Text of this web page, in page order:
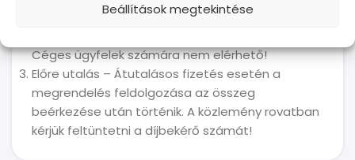
Beállítások megtekintése
Barion rendszerén keresztül tudsz fizetni, mint
Céges ügyfelek számára nem elérhető!
Előre utalás – Átutalásos fizetés esetén a
megrendelés feldolgozása az összeg
beérkezése után történik. A közlemény rovatban
kérjük feltüntetni a díjbekérő számát!